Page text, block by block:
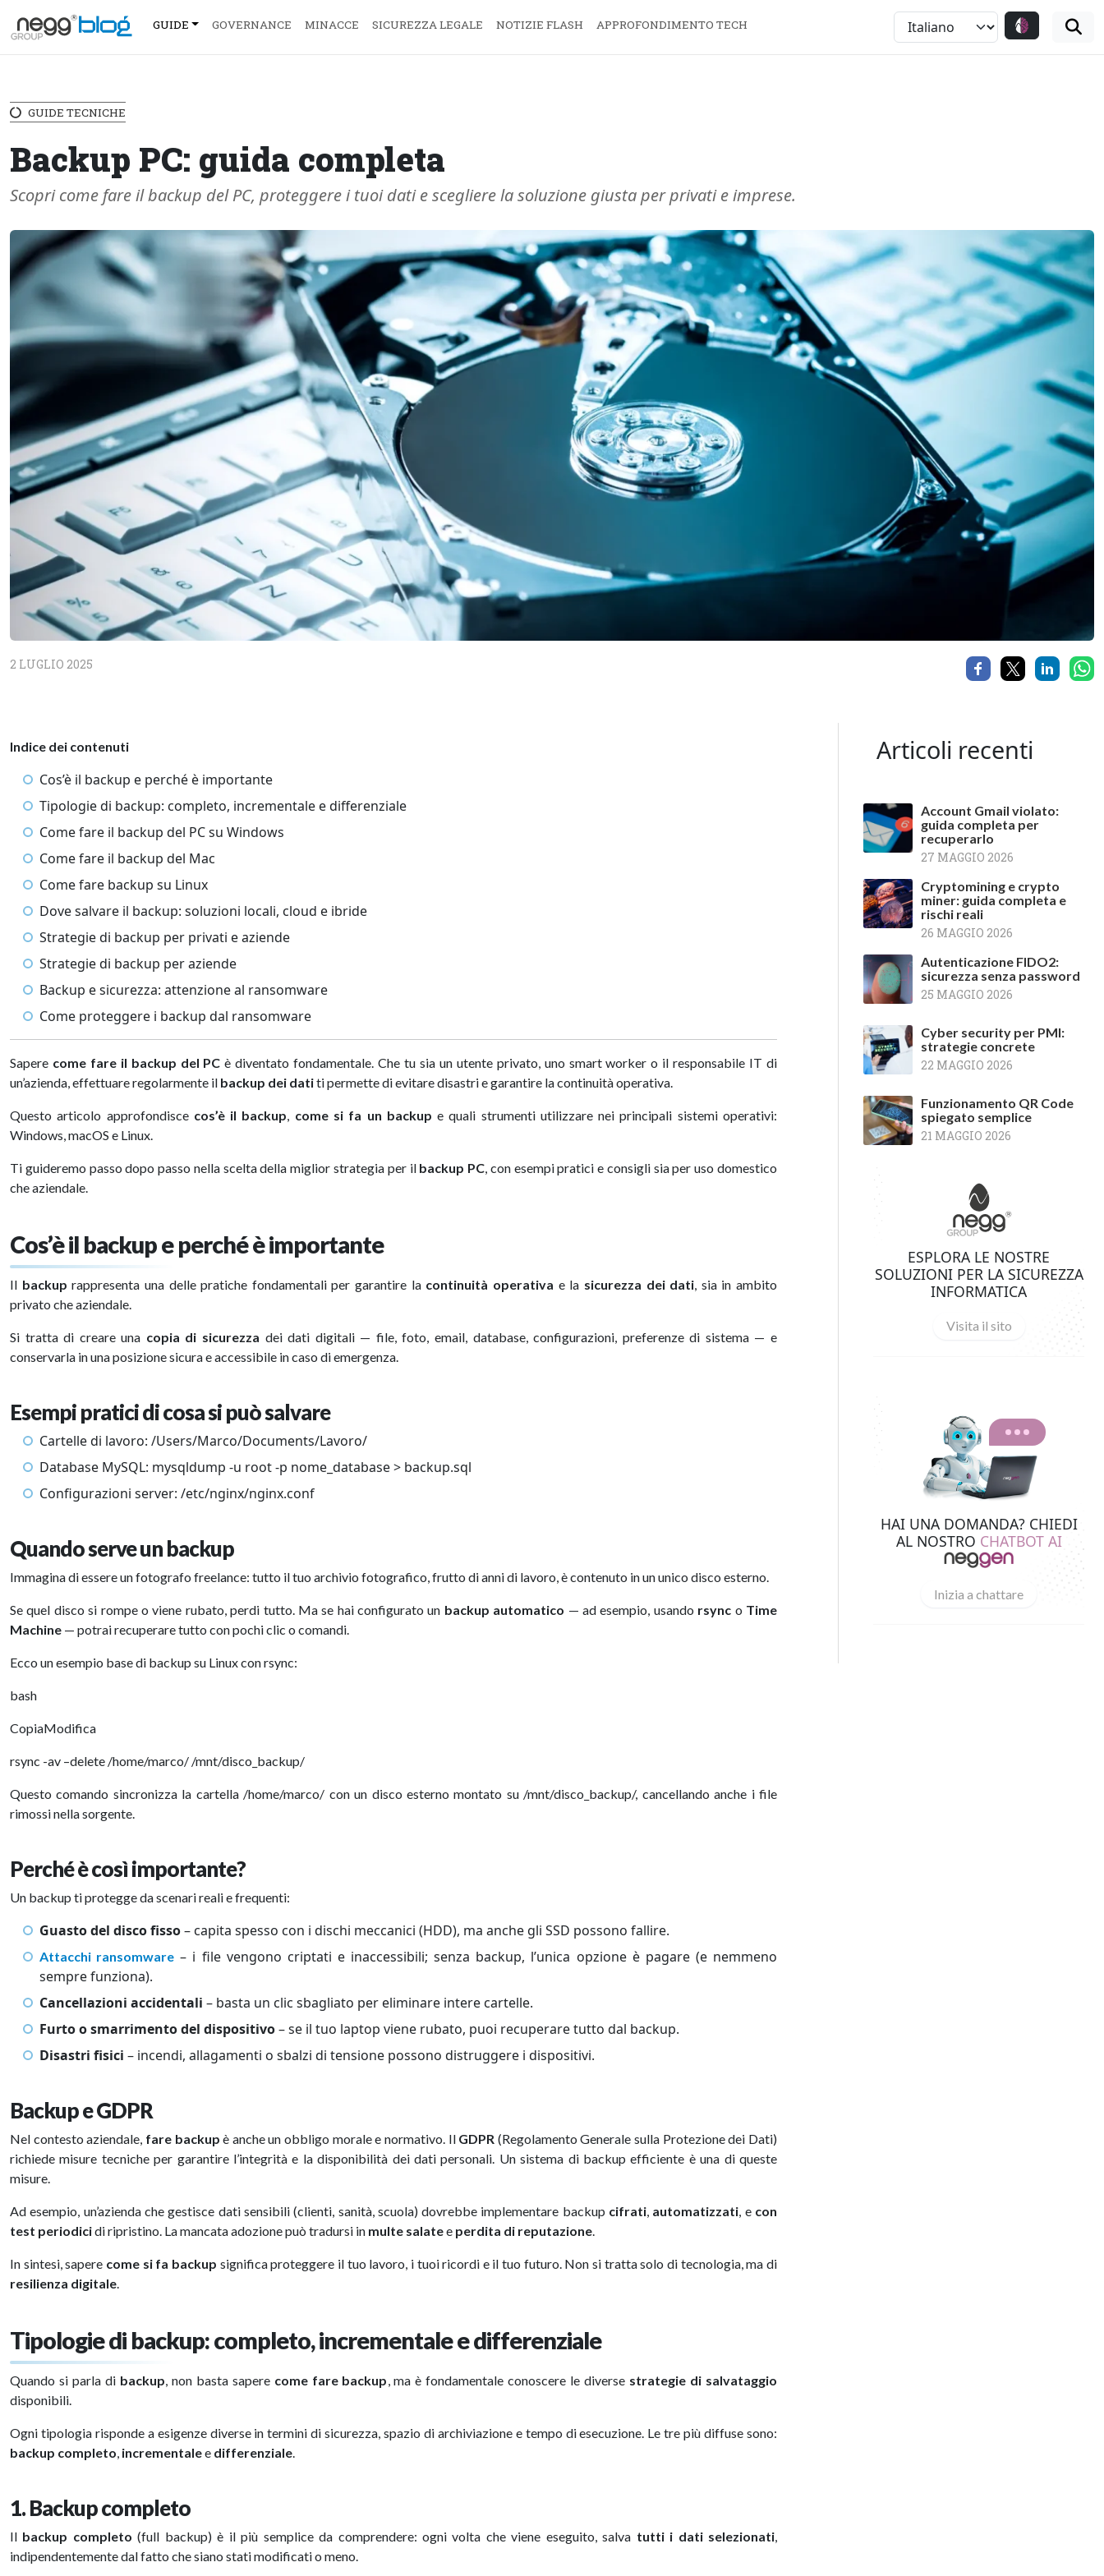
GUIDE GOVERNANCE MINACCE SICUREZZA LEGALE NOTIZIE FLASH APPROFONDIMENTO TECH
GUIDE TECNICHE
Backup PC: guida completa
Scopri come fare il backup del PC, proteggere i tuoi dati e scegliere la soluzione giusta per privati e imprese.
2 LUGLIO 2025
Indice dei contenuti
Cos’è il backup e perché è importante
Tipologie di backup: completo, incrementale e differenziale
Come fare il backup del PC su Windows
Come fare il backup del Mac
Come fare backup su Linux
Dove salvare il backup: soluzioni locali, cloud e ibride
Strategie di backup per privati e aziende
Strategie di backup per aziende
Backup e sicurezza: attenzione al ransomware
Come proteggere i backup dal ransomware
Sapere come fare il backup del PC è diventato fondamentale. Che tu sia un utente privato, uno smart worker o il responsabile IT di
un’azienda, effettuare regolarmente il backup dei datiti permette di evitare disastri e garantire la continuità operativa.
Questo articolo approfondisce cos’è il backup, come si fa un backup e quali strumenti utilizzare nei principali sistemi operativi:
Windows, macOS e Linux.
Ti guideremo passo dopo passo nella scelta della miglior strategia per il backup PC, con esempi pratici e consigli sia per uso domestico
che aziendale.
Cos’è il backup e perché è importante
Il backup rappresenta una delle pratiche fondamentali per garantire la continuità operativa e la sicurezza dei dati, sia in ambito
privato che aziendale.
Si tratta di creare una copia di sicurezza dei dati digitali — file, foto, email, database, configurazioni, preferenze di sistema — e
conservarla in una posizione sicura e accessibile in caso di emergenza.
Esempi pratici di cosa si può salvare
Cartelle di lavoro: /Users/Marco/Documents/Lavoro/
Database MySQL: mysqldump -u root -p nome_database > backup.sql
Configurazioni server: /etc/nginx/nginx.conf
Quando serve un backup
Immagina di essere un fotografo freelance: tutto il tuo archivio fotografico, frutto di anni di lavoro, è contenuto in un unico disco esterno.
Se quel disco si rompe o viene rubato, perdi tutto. Ma se hai configurato un backup automatico — ad esempio, usando rsync o Time
Machine — potrai recuperare tutto con pochi clic o comandi.
Ecco un esempio base di backup su Linux con rsync:
bash
CopiaModifica
rsync -av –delete /home/marco/ /mnt/disco_backup/
Questo comando sincronizza la cartella /home/marco/ con un disco esterno montato su /mnt/disco_backup/, cancellando anche i file
rimossi nella sorgente.
Perché è così importante?
Un backup ti protegge da scenari reali e frequenti:
Guasto del disco fisso– capita spesso con i dischi meccanici (HDD), ma anche gli SSD possono fallire.
Attacchi ransomware – i file vengono criptati e inaccessibili; senza backup, l’unica opzione è pagare (e nemmeno
sempre funziona).
Cancellazioni accidentali – basta un clic sbagliato per eliminare intere cartelle.
Furto o smarrimento del dispositivo– se il tuo laptop viene rubato, puoi recuperare tutto dal backup.
Disastri fisici – incendi, allagamenti o sbalzi di tensione possono distruggere i dispositivi.
Backup e GDPR
Nel contesto aziendale, fare backup è anche un obbligo morale e normativo. Il GDPR (Regolamento Generale sulla Protezione dei Dati)
richiede misure tecniche per garantire l’integrità e la disponibilità dei dati personali. Un sistema di backup efficiente è una di queste
misure.
Ad esempio, un’azienda che gestisce dati sensibili (clienti, sanità, scuola) dovrebbe implementare backup cifrati, automatizzati, e con
test periodicidi ripristino. La mancata adozione può tradursi in multe salatee perdita di reputazione.
In sintesi, sapere come si fa backup significa proteggere il tuo lavoro, i tuoi ricordi e il tuo futuro. Non si tratta solo di tecnologia, ma di
resilienza digitale.
Tipologie di backup: completo, incrementale e differenziale
Quando si parla di backup, non basta sapere come fare backup, ma è fondamentale conoscere le diverse strategie di salvataggio
disponibili.
Ogni tipologia risponde a esigenze diverse in termini di sicurezza, spazio di archiviazione e tempo di esecuzione. Le tre più diffuse sono:
backup completo, incrementalee differenziale.
1. Backup completo
Il backup completo (full backup) è il più semplice da comprendere: ogni volta che viene eseguito, salva tutti i dati selezionati,
indipendentemente dal fatto che siano stati modificati o meno.
Articoli recenti
Account Gmail violato:
guida completa per
recuperarlo
27 MAGGIO 2026
Cryptomining e crypto
miner: guida completa e
rischi reali
26 MAGGIO 2026
Autenticazione FIDO2:
sicurezza senza password
25 MAGGIO 2026
Cyber security per PMI:
strategie concrete
22 MAGGIO 2026
Funzionamento QR Code
spiegato semplice
21 MAGGIO 2026
ESPLORA LE NOSTRE
SOLUZIONI PER LA SICUREZZA
INFORMATICA
Visita il sito
HAI UNA DOMANDA? CHIEDI
AL NOSTRO CHATBOT AI
Inizia a chattare